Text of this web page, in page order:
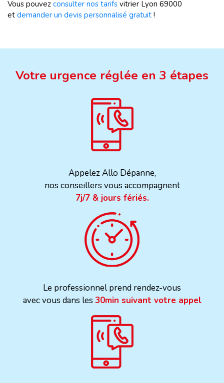
Vous pouvez consulter nos tarifs vitrier Lyon 69000
et demander un devis personnalisé gratuit !
Votre urgence réglée en 3 étapes
Appelez Allo Dépanne,
nos conseillers vous accompagnent
7j/7 & jours fériés.
Le professionnel prend rendez-vous
avec vous dans les 30min suivant votre appel